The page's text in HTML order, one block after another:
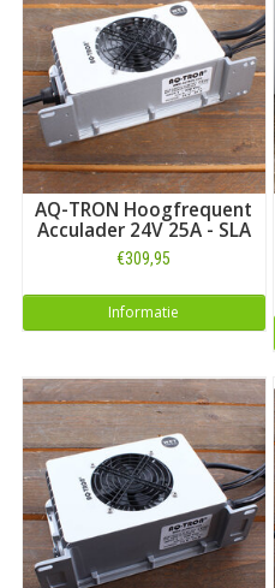
AQ-TRON Hoogfrequent
Acculader 24V 25A - SLA
€309,95
Informatie